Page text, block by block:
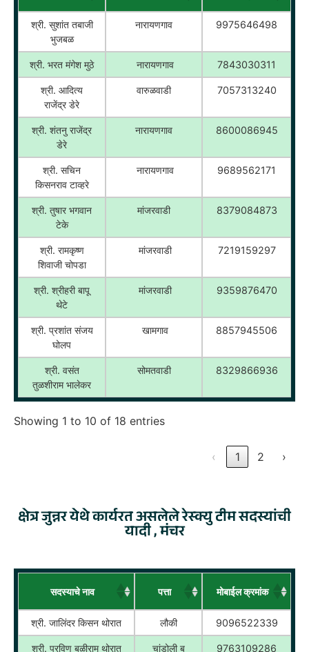
श्री. सुशांत तबाजी
भुजबळ
नारायणगाव 9975646498
श्री. भरत मंगेश मुठे नारायणगाव 7843030311
श्री. आदित्य
राजेंद्र डेरे
वारुळवाडी 7057313240
श्री. शंतनु राजेंद्र
डेरे
नारायणगाव 8600086945
श्री. सचिन
किसनराव टाव्हरे
नारायणगाव 9689562171
श्री. तुषार भगवान
टेके
मांजरवाडी 8379084873
श्री. रामकृष्ण
शिवाजी चोपडा
मांजरवाडी 7219159297
श्री. श्रीहरी बापू
थेटे
मांजरवाडी 9359876470
श्री. प्रशांत संजय
घोलप
खामगाव 8857945506
श्री. वसंत
तुळशीराम भालेकर
सोमतवाडी 8329866936
Showing 1 to 10 of 18 entries
‹ 1 2 ›
क्षेत्र जुन्नर येथे कार्यरत असलेले रेस्क्यु टीम सदस्यांची
यादी , मंचर
सदस्याचे नाव पत्ता मोबाईल क्रमांक
श्री. जालिंदर किसन थोरात लौकी 9096522339
श्री. प्रविण बळीराम थोरात चांडोली बु 9763109286